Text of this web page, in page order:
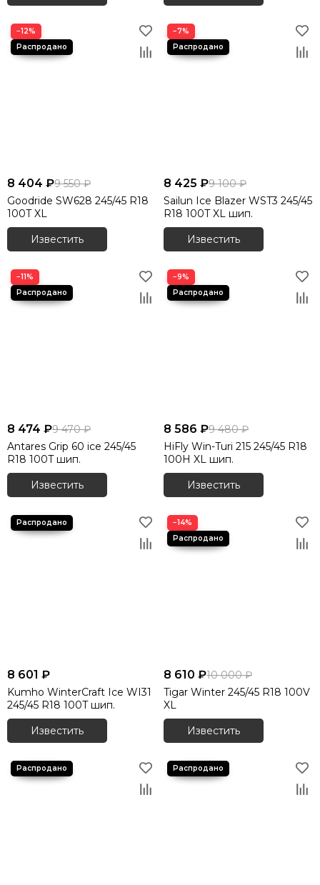
−12%
8 404 ₽9 550 ₽
Goodride SW628 245/45 R18
100T XL
Известить
−7%
8 425 ₽9 100 ₽
Sailun Ice Blazer WST3 245/45
R18 100T XL шип.
Известить
−11%
8 474 ₽9 470 ₽
Antares Grip 60 ice 245/45
R18 100T шип.
Известить
−9%
8 586 ₽9 480 ₽
HiFly Win-Turi 215 245/45 R18
100H XL шип.
Известить
8 601 ₽
Kumho WinterCraft Ice WI31
245/45 R18 100T шип.
Известить
−14%
8 610 ₽10 000 ₽
Tigar Winter 245/45 R18 100V
XL
Известить